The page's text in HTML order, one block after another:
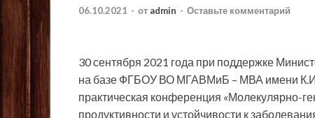
06.10.2021 - от admin - Оставьте комментарий
30 сентября 2021 года при поддержке
на базе ФГБОУ ВО МГАВМиБ – МВА имени
практическая конференция «Молекулярно-
продуктивности и устойчивости к